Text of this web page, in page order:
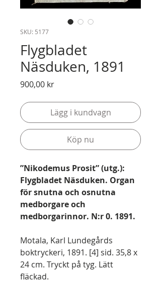
SKU: 5177
Flygbladet
Näsduken, 1891
900,00 krPris
Lägg i kundvagn
Köp nu
”Nikodemus Prosit” (utg.):
Flygbladet Näsduken. Organ
för snutna och osnutna
medborgare och
medborgarinnor. N:r 0. 1891.
Motala, Karl Lundegårds
boktryckeri, 1891. [4] sid. 35,8 x
24 cm. Tryckt på tyg. Lätt
fläckad.